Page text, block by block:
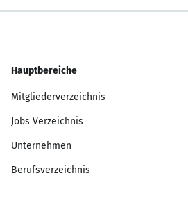
Hauptbereiche
Mitgliederverzeichnis
Jobs Verzeichnis
Unternehmen
Berufsverzeichnis